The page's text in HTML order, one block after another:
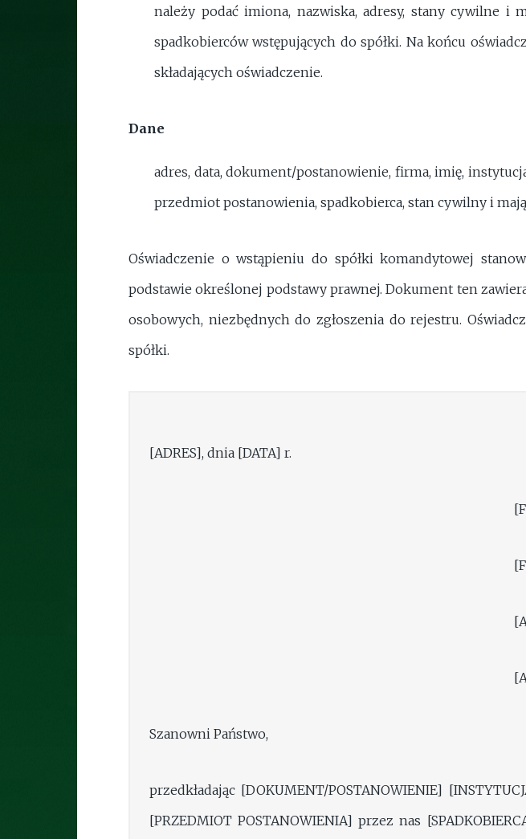
należy podać imiona, nazwiska, adresy, stany cywilne
spadkobierców wstępujących do spółki. Na końcu
składających oświadczenie.
Dane
adres, data, dokument/postanowienie, firma, imię,
przedmiot postanowienia, spadkobierca, stan cywilny i
Oświadczenie o wstąpieniu do spółki komandytowej
podstawie określonej podstawy prawnej. Dokument ten
osobowych, niezbędnych do zgłoszenia do rejestru.
spółki.
[ADRES], dnia [DATA] r.
Szanowni Państwo,
przedkładając [DOKUMENT/POSTANOWIENIE]
[PRZEDMIOT POSTANOWIENIA] przez nas